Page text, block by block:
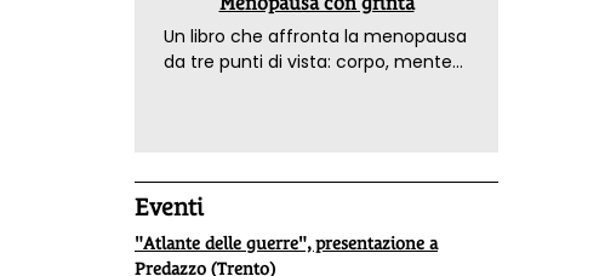
Un libro che affronta la menopausa
da tre punti di vista: corpo, mente
Eventi
"Atlante delle guerre", presentazione a
Predazzo (Trento)